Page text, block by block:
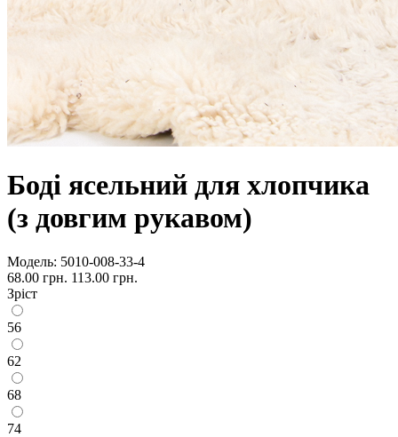
Боді ясельний для хлопчика
(з довгим рукавом)
Модель: 5010-008-33-4
68.00 грн. 113.00 грн.
Зріст
56
62
68
74